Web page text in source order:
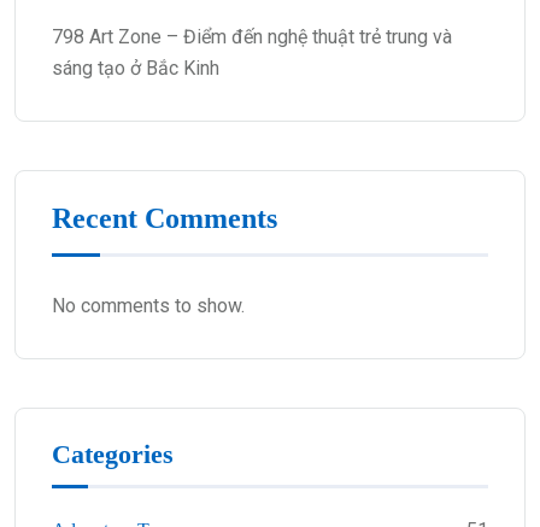
798 Art Zone – Điểm đến nghệ thuật trẻ trung và
sáng tạo ở Bắc Kinh
Recent Comments
No comments to show.
Categories